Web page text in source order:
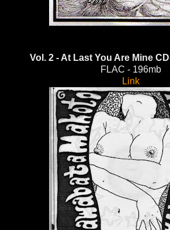
Vol. 2 - At Last You Are Mine
FLAC - 196mb
Link